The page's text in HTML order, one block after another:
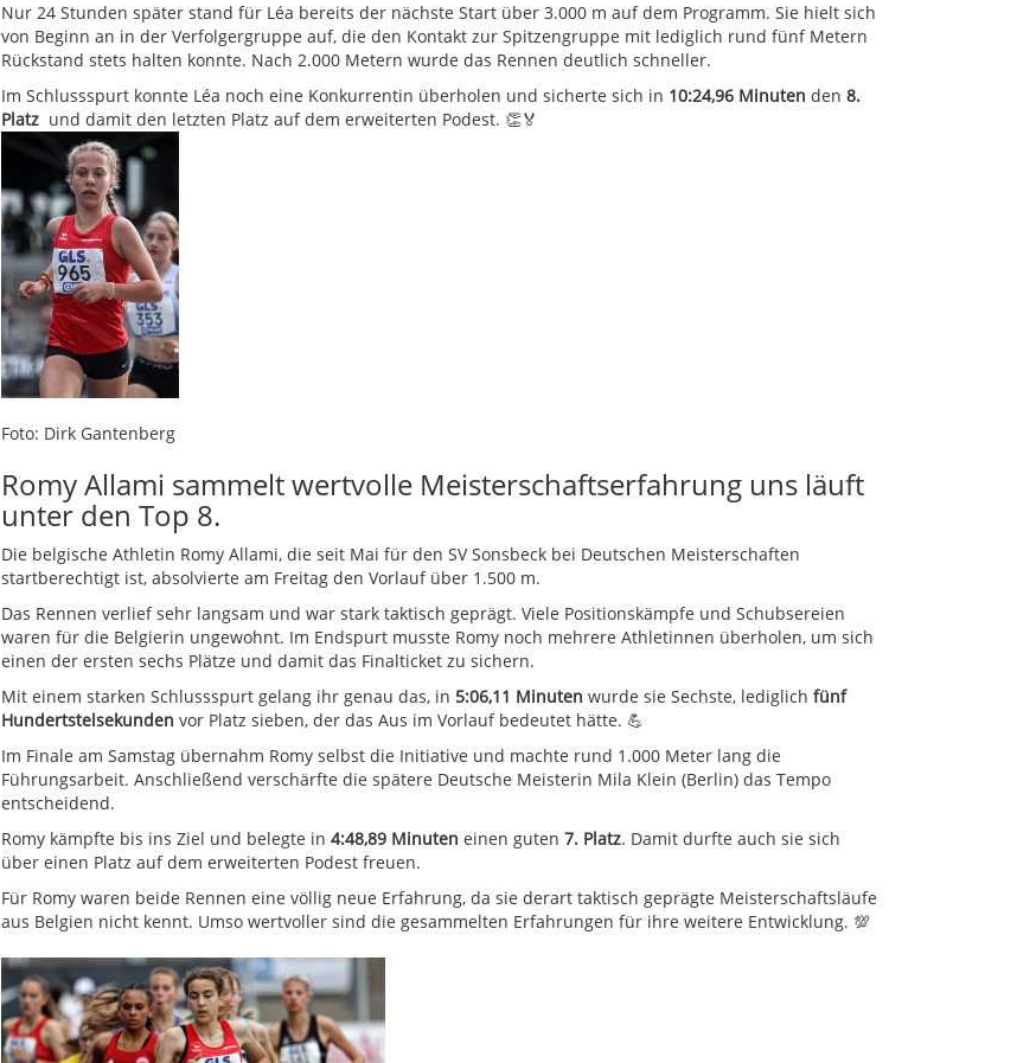
Nur 24 Stunden später stand für Léa bereits der nächste Start über 3.000 m auf dem Programm. Sie hielt sich
von Beginn an in der Verfolgergruppe auf, die den Kontakt zur Spitzengruppe mit lediglich rund fünf Metern
Rückstand stets halten konnte. Nach 2.000 Metern wurde das Rennen deutlich schneller.
Im Schlussspurt konnte Léa noch eine Konkurrentin überholen und sicherte sich in 10:24,96 Minuten den 8.
Platz und damit den letzten Platz auf dem erweiterten Podest. 👏🏅
Foto: Dirk Gantenberg
Romy Allami sammelt wertvolle Meisterschaftserfahrung uns läuft
unter den Top 8.
Die belgische Athletin Romy Allami, die seit Mai für den SV Sonsbeck bei Deutschen Meisterschaften
startberechtigt ist, absolvierte am Freitag den Vorlauf über 1.500 m.
Das Rennen verlief sehr langsam und war stark taktisch geprägt. Viele Positionskämpfe und Schubsereien
waren für die Belgierin ungewohnt. Im Endspurt musste Romy noch mehrere Athletinnen überholen, um sich
einen der ersten sechs Plätze und damit das Finalticket zu sichern.
Mit einem starken Schlussspurt gelang ihr genau das, in 5:06,11 Minuten wurde sie Sechste, lediglich fünf
Hundertstelsekunden vor Platz sieben, der das Aus im Vorlauf bedeutet hätte. 💪
Im Finale am Samstag übernahm Romy selbst die Initiative und machte rund 1.000 Meter lang die
Führungsarbeit. Anschließend verschärfte die spätere Deutsche Meisterin Mila Klein (Berlin) das Tempo
entscheidend.
Romy kämpfte bis ins Ziel und belegte in 4:48,89 Minuten einen guten 7. Platz. Damit durfte auch sie sich
über einen Platz auf dem erweiterten Podest freuen.
Für Romy waren beide Rennen eine völlig neue Erfahrung, da sie derart taktisch geprägte Meisterschaftsläufe
aus Belgien nicht kennt. Umso wertvoller sind die gesammelten Erfahrungen für ihre weitere Entwicklung. 💯